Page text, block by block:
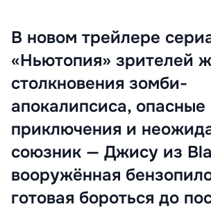
В новом трейлере
«Ньютопия» зрителей
столкновения зомби-
апокалипсиса, опасные
приключения и
союзник — Джису из
вооружённая
готовая бороться до